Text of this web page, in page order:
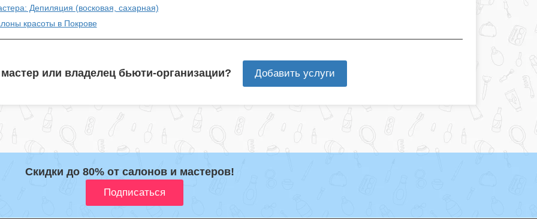
Депиляция (восковая, сахарная)
красоты в Покрове
или владелец бьюти-организации? Добавить услуги
Скидки до 80% от салонов и мастеров!